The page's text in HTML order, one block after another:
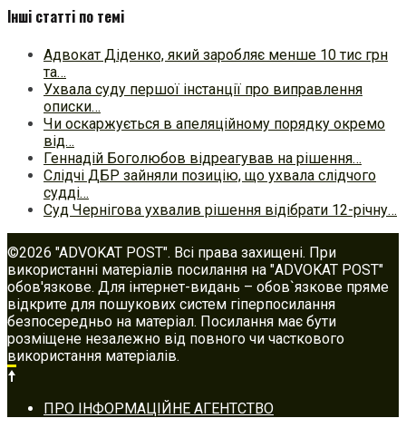
Інші статті по темі
Адвокат Діденко, який заробляє менше 10 тис грн
та…
Ухвала суду першої інстанції про виправлення
описки…
Чи оскаржується в апеляційному порядку окремо
від…
Геннадій Боголюбов відреагував на рішення…
Слідчі ДБР зайняли позицію, що ухвала слідчого
судді…
Cуд Чернігова ухвалив рішення відібрати 12-річну…
©2026 "ADVOKAT POST". Всі права захищені. При
використанні матеріалів посилання на "ADVOKAT POST"
обов'язкове. Для інтернет-видань – обов`язкове пряме
відкрите для пошукових систем гіперпосилання
безпосередньо на матеріал. Посилання має бути
розміщене незалежно від повного чи часткового
використання матеріалів.
Footer
navigation
ПРО ІНФОРМАЦІЙНЕ АГЕНТСТВО